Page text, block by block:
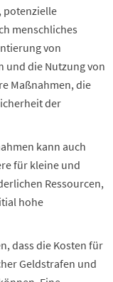
potenzielle
menschliches
von
die Nutzung von
Maßnahmen, die
der
kann auch
für kleine und
Ressourcen,
hohe
dass die Kosten für
Geldstrafen und